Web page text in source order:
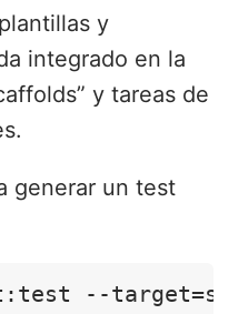
y
integrado en la
y tareas de
generar un test
--